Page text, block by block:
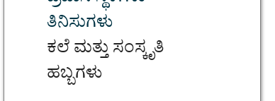
ತಿನಿಸುಗಳು
ಕಲೆ ಮತ್ತು ಸಂಸ್ಕೃತಿ
ಹಬ್ಬಗಳು